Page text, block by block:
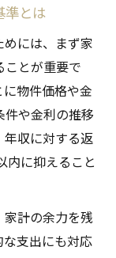
準とは
には、まず家
ことが重要で
物件価格や金
や金利の推移
収に対する返
内に抑えること
計の余力を残
支出にも対応